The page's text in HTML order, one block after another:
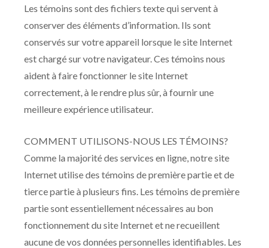
Les témoins sont des fichiers texte qui servent à
conserver des éléments d’information. Ils sont
conservés sur votre appareil lorsque le site Internet
est chargé sur votre navigateur. Ces témoins nous
aident à faire fonctionner le site Internet
correctement, à le rendre plus sûr, à fournir une
meilleure expérience utilisateur.
COMMENT UTILISONS-NOUS LES TÉMOINS?
Comme la majorité des services en ligne, notre site
Internet utilise des témoins de première partie et de
tierce partie à plusieurs fins. Les témoins de première
partie sont essentiellement nécessaires au bon
fonctionnement du site Internet et ne recueillent
aucune de vos données personnelles identifiables. Les